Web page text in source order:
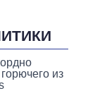
из